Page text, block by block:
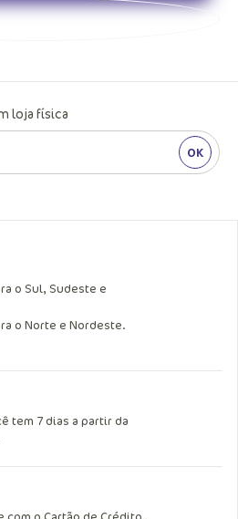
loja física
OK
o Sul, Sudeste e
o Norte e Nordeste.
tem 7 dias a partir da